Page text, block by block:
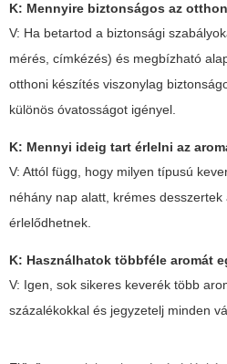
K: Mennyire biztonságos az
V: Ha betartod a biztonsági
mérés, címkézés) és megbízható
otthoni készítés viszonylag
különös óvatosságot igényel.
K: Mennyi ideig tart érlelni az
V: Attól függ, hogy milyen típusú
néhány nap alatt, krémes
érlelődhetnek.
K: Használhatok többféle aromát
V: Igen, sok sikeres keverék több
százalékokkal és jegyzetelj minden